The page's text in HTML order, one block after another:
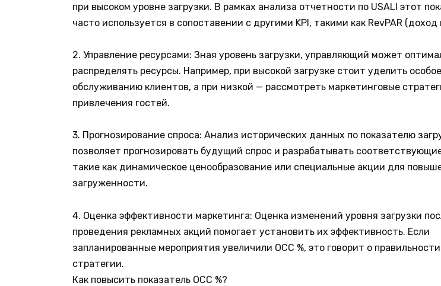
при высоком уровне загрузки. В рамках анализа отчетности по USALI этот
часто используется в сопоставении с другими KPI, такими как RevPAR (доход
2. Управление ресурсами: Зная уровень загрузки, управляющий может
распределять ресурсы. Например, при высокой загрузке стоит уделить
обслуживанию клиентов, а при низкой — рассмотреть маркетинговые
привлечения гостей.
3. Прогнозирование спроса: Анализ исторических данных по показателю
позволяет прогнозировать будущий спрос и разрабатывать
такие как динамическое ценообразование или специальные акции для
загруженности.
4. Оценка эффективности маркетинга: Оценка изменений уровня загрузки
проведения рекламных акций помогает установить их эффективность. Если
запланированные мероприятия увеличили OCC %, это говорит о
стратегии.
Как повысить показатель OCC %?